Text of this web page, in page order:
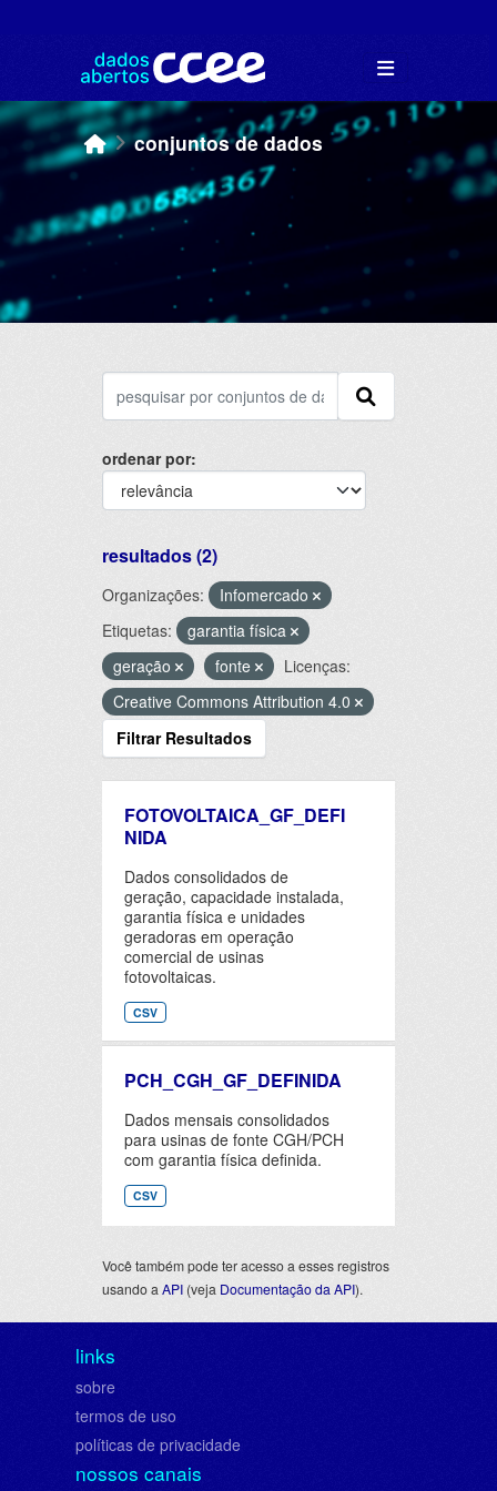
conjuntos de dados
ordenar por
resultados (2)
Organizações:
Infomercado
Etiquetas:
garantia física
geração
fonte
Licenças:
Creative Commons Attribution 4.0
Filtrar Resultados
FOTOVOLTAICA_GF_DEFI
NIDA
Dados consolidados de
geração, capacidade instalada,
garantia física e unidades
geradoras em operação
comercial de usinas
fotovoltaicas.
CSV
PCH_CGH_GF_DEFINIDA
Dados mensais consolidados
para usinas de fonte CGH/PCH
com garantia física definida.
CSV
Você também pode ter acesso a esses registros
usando a API (veja Documentação da API).
links
sobre
termos de uso
políticas de privacidade
nossos canais